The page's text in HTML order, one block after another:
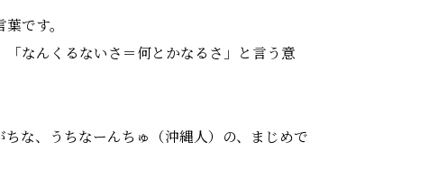
です。
「なんくるないさ＝何とかなるさ」と言う意
な、うちなーんちゅ（沖縄人）の、まじめで